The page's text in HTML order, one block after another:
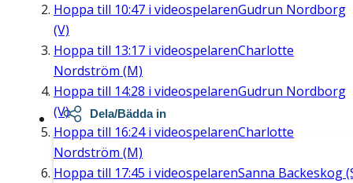
Hoppa till 10:47 i videospelarenGudrun Nordborg
(V)
Hoppa till 13:17 i videospelarenCharlotte
Nordström (M)
Hoppa till 14:28 i videospelarenGudrun Nordborg
(V)
Hoppa till 16:24i videospelarenCharlotte
Nordström (M)
Hoppa till 17:45 i videospelarenSanna Backeskog
Dela/Bädda in